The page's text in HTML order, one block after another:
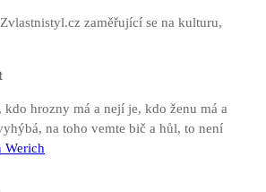
zaměřující se na kulturu,
hrozny má a nejí je, kdo ženu má a
na toho vemte bič a hůl, to není
Werich